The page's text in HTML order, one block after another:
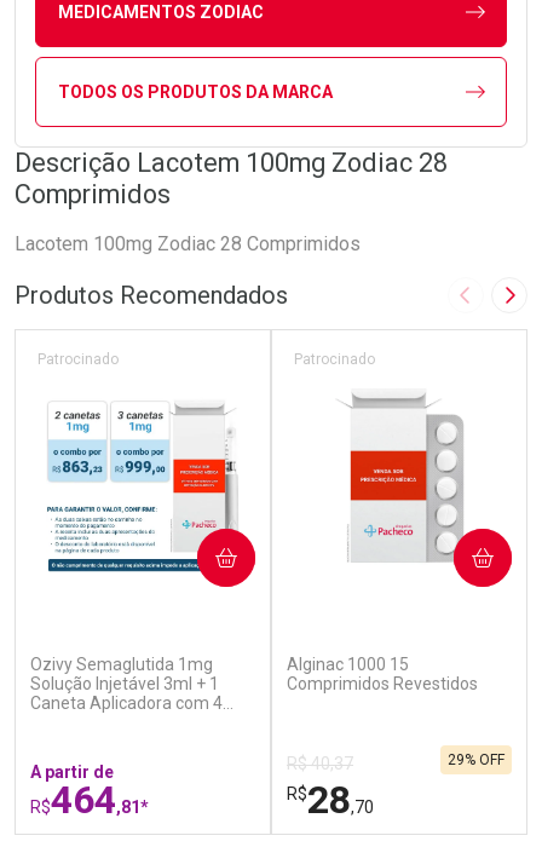
MEDICAMENTOS ZODIAC
TODOS OS PRODUTOS DA MARCA
Descrição Lacotem 100mg Zodiac 28
Comprimidos
Lacotem 100mg Zodiac 28 Comprimidos
Produtos Recomendados Imagem
Ozivy Semaglutida 1mg
Solução Injetável 3ml + 1
Caneta Aplicadora com 4
Patrocinado
A partir de
R$464,81*
COMPRAR
Alginac 1000 15
Comprimidos Revestidos
Patrocinado
R$ 40,37
R$28,70
29% OFF
COMPRAR